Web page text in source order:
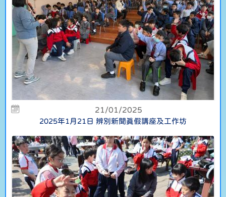
21/01/2025
2025年1月21日 辨別新聞真假講座及工作坊